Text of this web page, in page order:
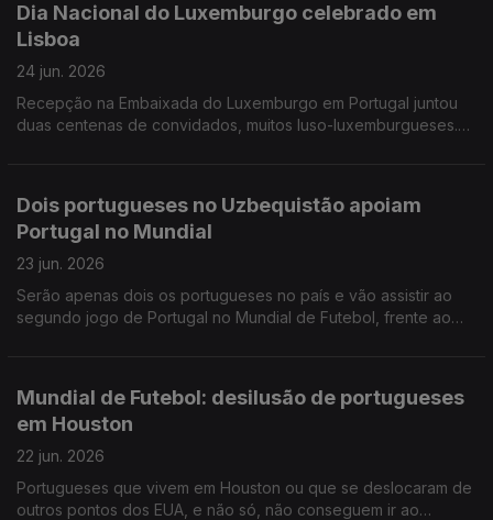
Dia Nacional do Luxemburgo celebrado em
Lisboa
24 jun. 2026
Recepção na Embaixada do Luxemburgo em Portugal juntou
duas centenas de convidados, muitos luso-luxemburgueses.
Dois portugueses no Uzbequistão apoiam
Portugal no Mundial
23 jun. 2026
Serão apenas dois os portugueses no país e vão assistir ao
segundo jogo de Portugal no Mundial de Futebol, frente ao
Mundial de Futebol: desilusão de portugueses
em Houston
22 jun. 2026
Portugueses que vivem em Houston ou que se deslocaram de
outros pontos dos EUA, e não só, não conseguem ir ao